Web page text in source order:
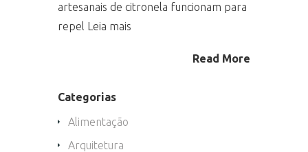
artesanais de citronela funcionam para
repel Leia mais
Read More
Categorias
Alimentação
Arquitetura